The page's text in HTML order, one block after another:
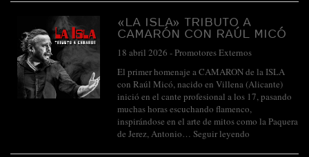
«LA ISLA» TRIBUTO A
CAMARÓN CON RAÚL MICÓ
18 abril 2026 -Promotores Externos
El primer homenaje a CAMARON de la ISLA
con Raúl Micó, nacido en Villena (Alicante)
inició en el cante profesional a los 17, pasando
muchas horas escuchando flamenco,
inspirándose en el arte de mitos como la Paquera
de Jerez, Antonio… Seguir leyendo